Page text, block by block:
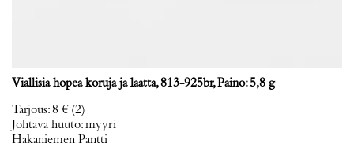
Viallisia hopea koruja ja laatta, 813-925br, Paino: 5,8 g
Tarjous:8 € (2)
Johtava huuto:myyri
Hakaniemen Pantti